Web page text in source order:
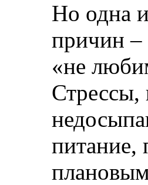
Но одна
причин
«не
Стрессы,
питание,